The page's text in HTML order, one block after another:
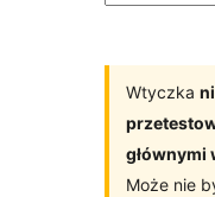
Wtyczka
głównymi
Może nie